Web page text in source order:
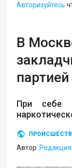
Авторизуйтесь
В
При себе
Автор: